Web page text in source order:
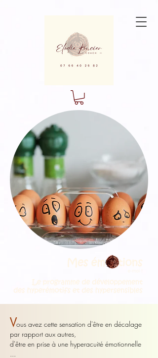
Vous avez cette sensation d'être en décalage
par rapport aux autres,
d'être en prise à une hyperacuité émotionnelle